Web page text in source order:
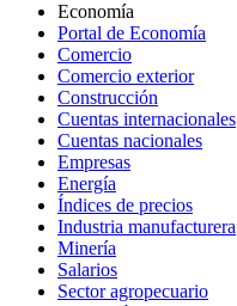
Economía
Portal de Economía
Comercio
Comercio exterior
Construcción
Cuentas internacionales
Cuentas nacionales
Empresas
Energía
Índices de precios
Industria manufacturera
Minería
Salarios
Sector agropecuario